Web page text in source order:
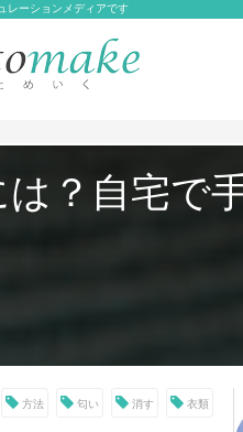
レーションメディアです
？自宅で
方法 匂い 消す 衣類